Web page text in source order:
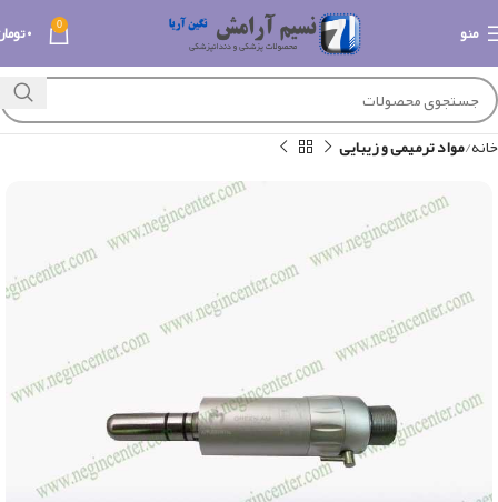
منو 0 ۰
خانه مواد ترمیمی و زیبایی